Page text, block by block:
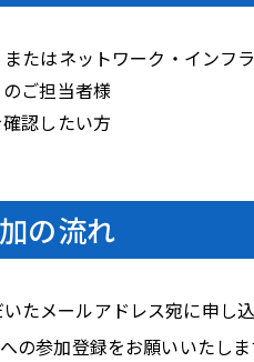
o
たはネットワーク・インフ
ご担当者様
認したい方
の流れ
たメールアドレス宛に申し
の参加登録をお願いいたしま